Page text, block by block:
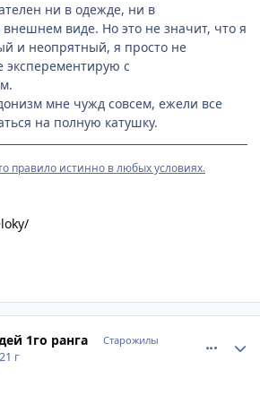
ни в одежде, ни в
виде. Но это не значит, что я
и неопрятный, я просто не
с
мне чужд совсем, ежели все
на полную катушку.
правило истинно в любых условиях.
1го ранга Старожилы
21 г